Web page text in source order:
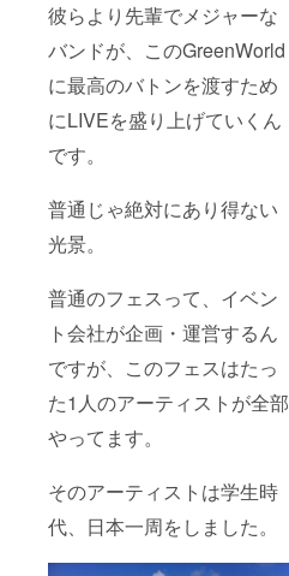
彼らより先輩でメジャーな
バンドが、このGreenWorld
に最高のバトンを渡すため
にLIVEを盛り上げていくん
です。
普通じゃ絶対にあり得ない
光景。
普通のフェスって、イベン
ト会社が企画・運営するん
ですが、このフェスはたっ
た1人のアーティストが全部
やってます。
そのアーティストは学生時
代、日本一周をしました。